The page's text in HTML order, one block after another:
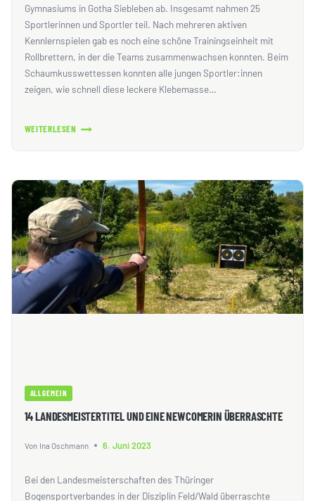
Gymnasiums in Gotha Siebleben ab. Insgesamt nahmen 25
Sportlerinnen und Sportler teil. Nach mehreren aktiven
Kennlernspielen gab es noch eine schöne Trainingseinheit mit
Rollbrettern, in der die Teams zusammenwachsen konnten. Beim
Schaumkusswettessen konnten alle jungen Sportler:innen
zeigen, wie schnell diese leckere Klebemasse…
WEITERLESEN
SPORTLICHER
JAHRESENDE
ALLGEMEIN
14 LANDESMEISTERTITEL UND EINE NEWCOMERIN ÜBERRASCHTE
Von Ina Oschmann 6. Juni 2023
Bei den Landesmeisterschaften des Thüringer
Bogensportverbandes in der Disziplin Feld/Wald überraschte